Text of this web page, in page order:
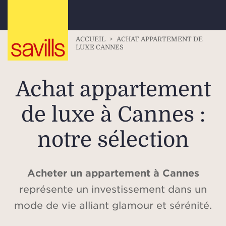
ACCUEIL > ACHAT APPARTEMENT DE
LUXE CANNES
Achat appartement
de luxe à Cannes :
notre sélection
Acheter un appartement à Cannes
représente un investissement dans un
mode de vie alliant glamour et sérénité.